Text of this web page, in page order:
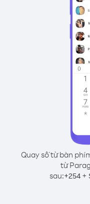
Quay số từ bàn
từ
sau:+254+